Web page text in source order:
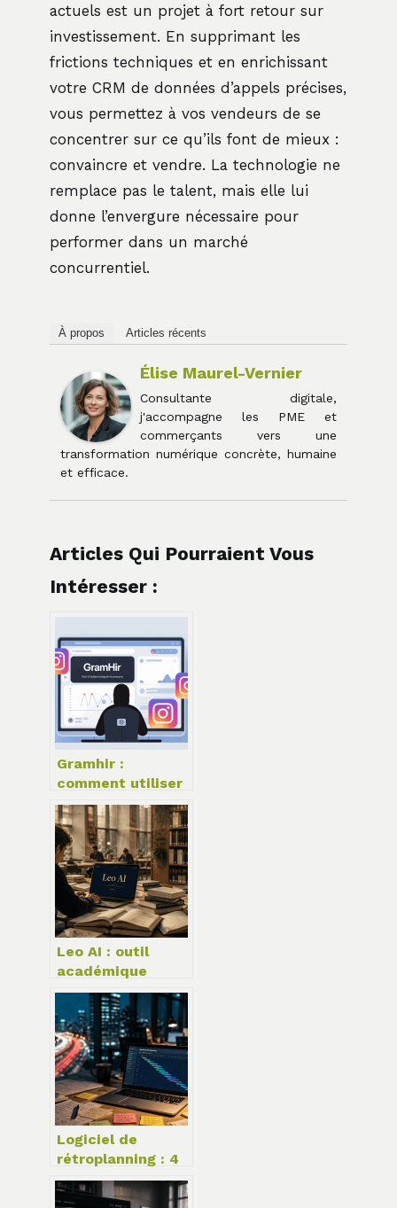
actuels est un projet à fort retour sur
investissement. En supprimant les
frictions techniques et en enrichissant
votre CRM de données d’appels précises,
vous permettez à vos vendeurs de se
concentrer sur ce qu’ils font de mieux :
convaincre et vendre. La technologie ne
remplace pas le talent, mais elle lui
donne l’envergure nécessaire pour
performer dans un marché
concurrentiel.
À propos Articles récents
Élise Maurel-Vernier
Consultante digitale,
j'accompagne les PME et
commerçants vers une
transformation numérique concrète, humaine
et efficace.
Articles Qui Pourraient Vous
Intéresser :
Gramhir :
comment utiliser
cet outil pour
analyser
instagram en
profondeur
Leo AI : outil
académique
révolutionnaire
ou simple gadget
pour étudiants ?
Logiciel de
rétroplanning : 4
critères pour
sécuriser vos